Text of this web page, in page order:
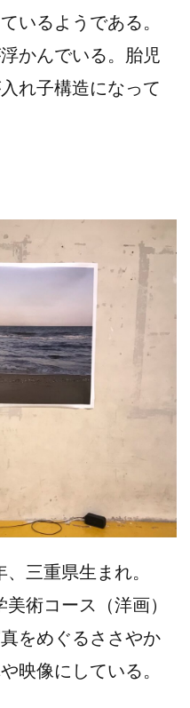
いるようである。
かんでいる。胎児
れ子構造になって
三重県生まれ。
術コース（洋画）
をめぐるささやか
映像にしている。